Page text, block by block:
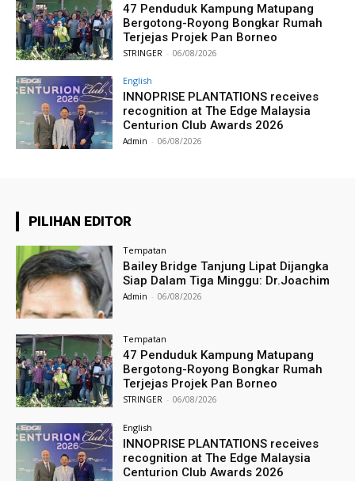
47 Penduduk Kampung Matupang
Bergotong-Royong Bongkar Rumah
Terjejas Projek Pan Borneo
STRINGER - 06/08/2026
English
INNOPRISE PLANTATIONS receives
recognition at The Edge Malaysia
Centurion Club Awards 2026
Admin - 06/08/2026
PILIHAN EDITOR
Tempatan
Bailey Bridge Tanjung Lipat Dijangka
Siap Dalam Tiga Minggu: Dr.Joachim
Admin - 06/08/2026
Tempatan
47 Penduduk Kampung Matupang
Bergotong-Royong Bongkar Rumah
Terjejas Projek Pan Borneo
STRINGER - 06/08/2026
English
INNOPRISE PLANTATIONS receives
recognition at The Edge Malaysia
Centurion Club Awards 2026